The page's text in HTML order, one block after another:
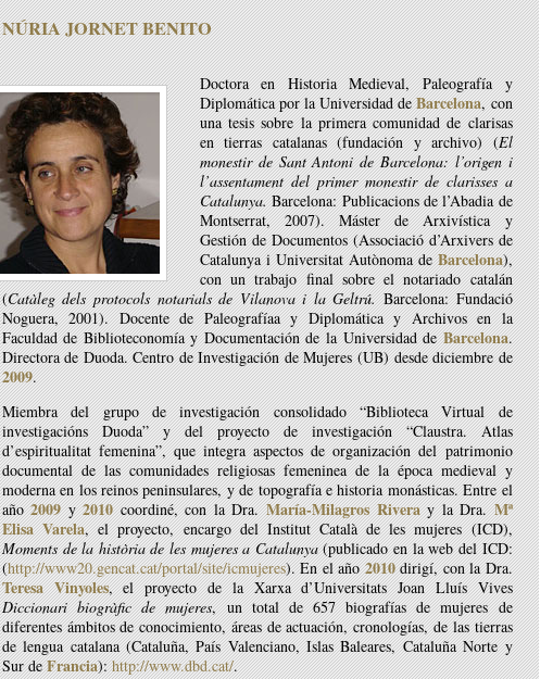
NÚRIAJORNETBENITO
Doctora en Historia Medieval, Paleografía y
Diplomática por la Universidad deBarcelona, con
una tesis sobre la primera comunidad de clarisas
en tierras catalanas (fundación y archivo) (El
monestir de Sant Antoni de Barcelona: l’origen i
l’assentament del primer monestir de clarisses a
Catalunya.Barcelona: Publicacions de l’Abadia de
Montserrat, 2007). Máster de Arxivística y
Gestión de Documentos (Associació d’Arxivers de
Catalunya i Universitat Autònoma deBarcelona),
con un trabajo final sobre el notariado catalán
(Catàleg dels protocols notarials de Vilanova i la Geltrú.Barcelona: Fundació
Noguera, 2001). Docente de Paleografíaa y Diplomática y Archivos en la
Faculdad de Biblioteconomía y Documentación de la Universidad deBarcelona.
Directora de Duoda. Centro de Investigación de Mujeres (UB) desde diciembre de
2009.
Miembra del grupo de investigación consolidado “Biblioteca Virtual de
investigacións Duoda” y del proyecto de investigación “Claustra. Atlas
d’espiritualitat femenina”, que integra aspectos de organización del patrimonio
documental de las comunidades religiosas femeninea de la época medieval y
moderna en los reinos peninsulares, y de topografía e historia monásticas. Entre el
año2009y2010coordiné, con la Dra.María-Milagros Riveray la Dra.Mª
Elisa Varela, el proyecto, encargo del Institut Català de les mujeres (ICD),
Moments de la història de les mujeres a Catalunya(publicado en la web del ICD:
(http://www20.gencat.cat/portal/site/icmujeres). En el año2010dirigí, con la Dra.
Teresa Vinyoles, el proyecto de la Xarxa d’Universitats Joan Lluís Vives
Diccionari biogràfic de mujeres, un total de 657 biografías de mujeres de
diferentes ámbitos de conocimiento, áreas de actuación, cronologías, de las tierras
de lengua catalana (Cataluña, País Valenciano, Islas Baleares, Cataluña Norte y
Sur deFrancia):http://www.dbd.cat/.